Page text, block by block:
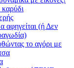
αφηγείται (ή Δεν
το αγόρι με